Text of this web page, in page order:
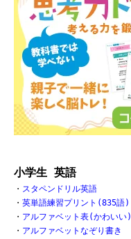
小学生 英語
・ スタペンドリル英語
・ 英単語練習プリント(835語)
・ アルファベット表(かわいい)
・ アルファベットなぞり書き